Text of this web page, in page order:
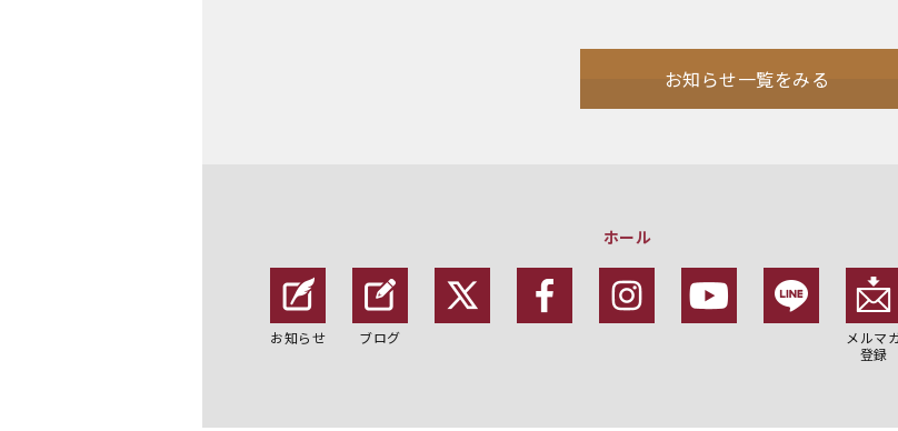
お知らせ一覧をみる
ホール
お知らせ ブログ
メルマ
登録